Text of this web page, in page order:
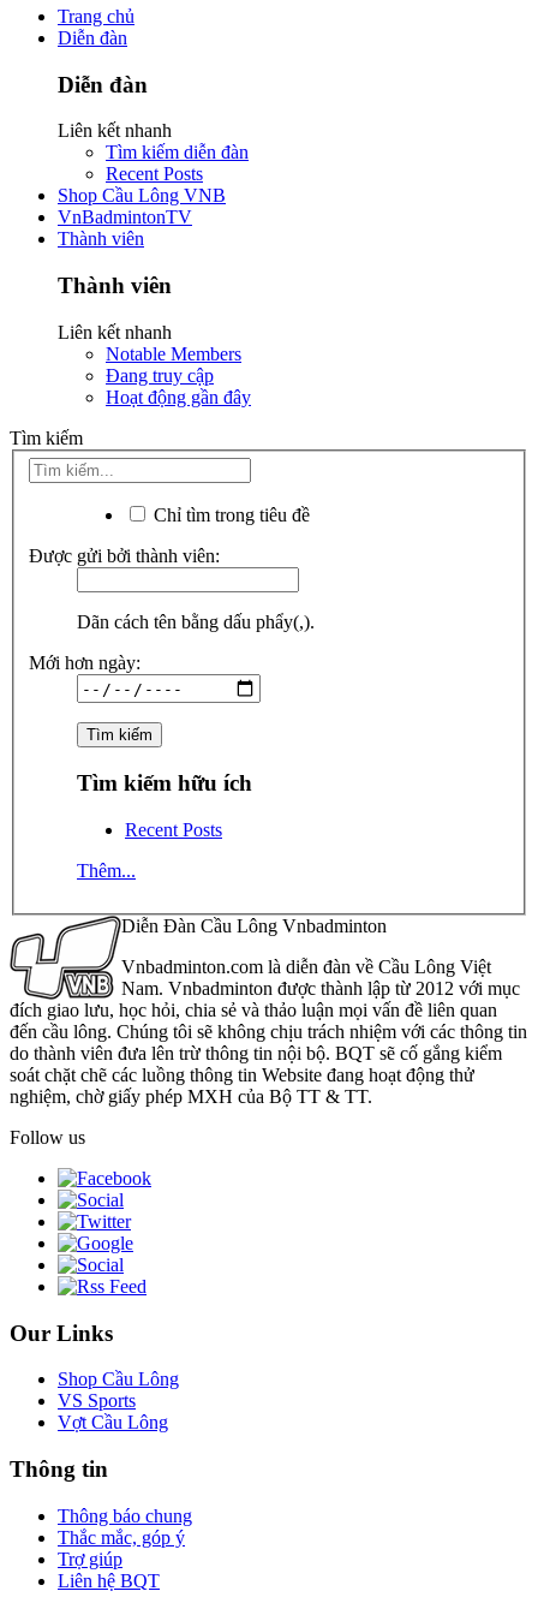
Trang chủ
Diễn đàn
Diễn đàn
Liên kết nhanh
Tìm kiếm diễn đàn
Recent Posts
Shop Cầu Lông VNB
VnBadmintonTV
Thành viên
Thành viên
Liên kết nhanh
Notable Members
Đang truy cập
Hoạt động gần đây
Tìm kiếm
Chỉ tìm trong tiêu đề
Được gửi bởi thành viên:
Dãn cách tên bằng dấu phẩy(,).
Mới hơn ngày:
Tìm kiếm hữu ích
Recent Posts
Thêm...
Diễn Đàn Cầu Lông Vnbadminton
Vnbadminton.com là diễn đàn về Cầu Lông Việt
Nam. Vnbadminton được thành lập từ 2012 với mục
đích giao lưu, học hỏi, chia sẻ và thảo luận mọi vấn đề liên quan
đến cầu lông. Chúng tôi sẽ không chịu trách nhiệm với các thông tin
do thành viên đưa lên trừ thông tin nội bộ. BQT sẽ cố gắng kiểm
soát chặt chẽ các luồng thông tin Website đang hoạt động thử
nghiệm, chờ giấy phép MXH của Bộ TT & TT.
Follow us
Our Links
Shop Cầu Lông
VS Sports
Vợt Cầu Lông
Thông tin
Thông báo chung
Thắc mắc, góp ý
Trợ giúp
Liên hệ BQT